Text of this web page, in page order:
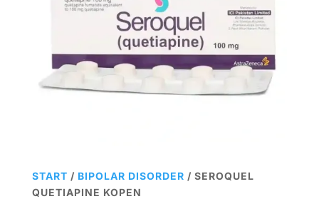
START / BIPOLAR DISORDER / SEROQUEL
QUETIAPINE KOPEN